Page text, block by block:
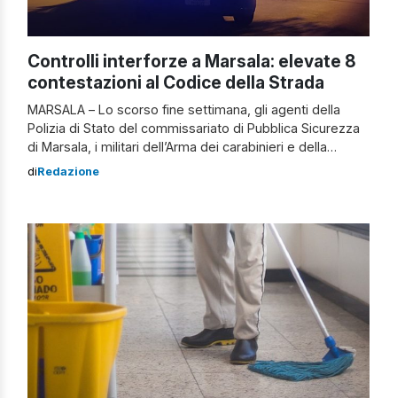
Controlli interforze a Marsala: elevate 8
contestazioni al Codice della Strada
MARSALA – Lo scorso fine settimana, gli agenti della
Polizia di Stato del commissariato di Pubblica Sicurezza
di Marsala, i militari dell’Arma dei carabinieri e della
Guardia di Finanza, insieme alla collaborazione della
territorio. Controlli a Marsala Le verifiche hanno […]
diRedazione